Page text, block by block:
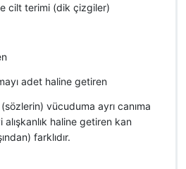
cilt terimi (dik çizgiler)
adet haline getiren
(sözlerin) vücuduma ayrı canıma
haline getiren kan
farklıdır.